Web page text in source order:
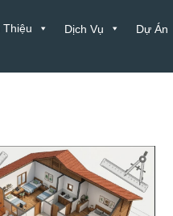
Thiệu Dịch Vụ Dự Án